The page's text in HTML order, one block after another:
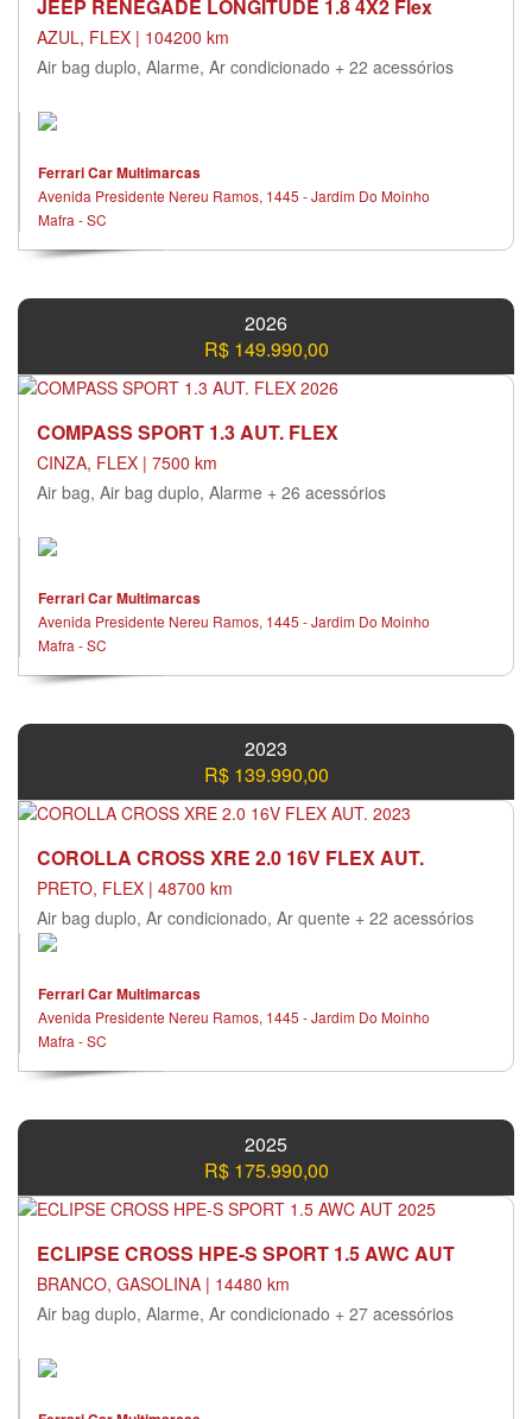
JEEP RENEGADE LONGITUDE 1.8 4X2 Flex
AZUL, FLEX | 104200 km
Air bag duplo, Alarme, Ar condicionado + 22 acessórios
Ferrari Car Multimarcas
Avenida Presidente Nereu Ramos, 1445 - Jardim Do Moinho
Mafra - SC
2026
R$ 149.990,00
COMPASS SPORT 1.3 AUT. FLEX
CINZA, FLEX | 7500 km
Air bag, Air bag duplo, Alarme + 26 acessórios
Ferrari Car Multimarcas
Avenida Presidente Nereu Ramos, 1445 - Jardim Do Moinho
Mafra - SC
2023
R$ 139.990,00
COROLLA CROSS XRE 2.0 16V FLEX AUT.
PRETO, FLEX | 48700 km
Air bag duplo, Ar condicionado, Ar quente + 22 acessórios
Ferrari Car Multimarcas
Avenida Presidente Nereu Ramos, 1445 - Jardim Do Moinho
Mafra - SC
2025
R$ 175.990,00
ECLIPSE CROSS HPE-S SPORT 1.5 AWC AUT
BRANCO, GASOLINA | 14480 km
Air bag duplo, Alarme, Ar condicionado + 27 acessórios